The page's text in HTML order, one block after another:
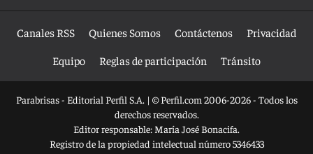
Canales RSS Quienes Somos Contáctenos
Privacidad
Equipo
Reglas de participación Tránsito
Parabrisas - Editorial Perfil S.A. | © Perfil.com 2006-2026 - Todos los
derechos reservados.
Editor responsable: María José Bonacifa.
Registro de la propiedad intelectual número 5346433